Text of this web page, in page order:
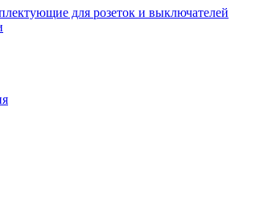
для розеток и выключателей